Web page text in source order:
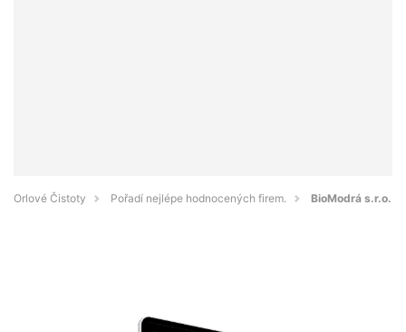
Orlové Čistoty Pořadí nejlépe hodnocených firem. BioModrá s.r.o.